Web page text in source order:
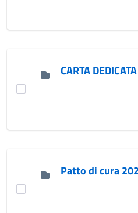
CARTA
Patto di cura